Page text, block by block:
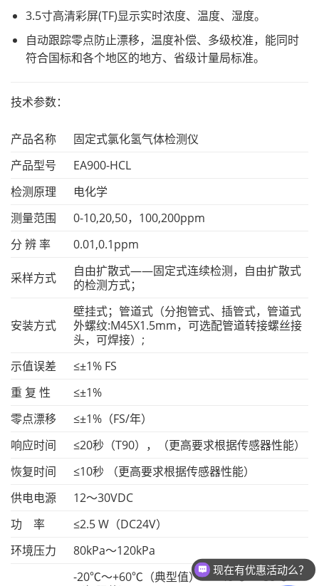
3.5寸高清彩屏(TF)显示实时浓度、温度、湿度。
自动跟踪零点防止漂移，温度补偿、多级校准，能同时
符合国标和各个地区的地方、省级计量局标准。
技术参数：
产品名称
固定式氯化氢气体检测仪
产品型号
EA900-HCL
检测原理
电化学
测量范围
0-10,20,50，100,200ppm
分 辨 率
0.01,0.1ppm
采样方式
自由扩散式——固定式连续检测，自由扩散式
的检测方式；
安装方式
壁挂式；管道式（分抱管式、插管式，管道式
外螺纹:M45X1.5mm，可选配管道转接螺丝接
头，可焊接）;
示值误差
≤±1% FS
重 复 性
≤±1%
零点漂移
≤±1%（FS/年）
响应时间
≤20秒（T90），（更高要求根据传感器性能）
恢复时间
≤10秒 （更高要求根据传感器性能）
供电电源
12～30VDC
功 率
≤2.5 W（DC24V）
环境压力
80kPa～120kPa
-20℃～+60℃（典型值） -40℃～+80℃ 可以介绍下你们的产品么？